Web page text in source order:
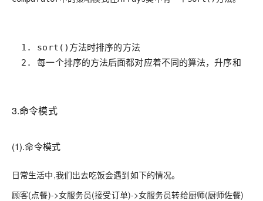
2. 每一个排序的方法后面都对应着不同的算法，升序和降序
3.命令模式
(1).命令模式
日常生活中,我们出去吃饭会遇到如下的情况。
顾客(点餐)->女服务员(接受订单)->女服务员转给厨师(厨师佐餐)